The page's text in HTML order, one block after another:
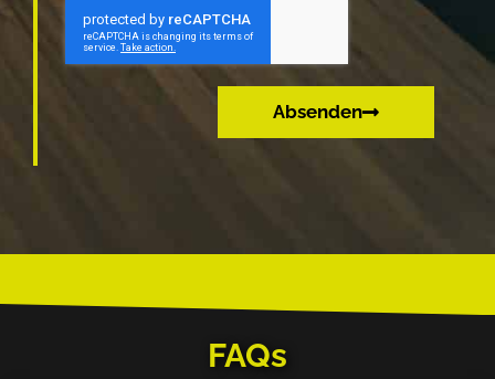
Absenden
FAQs